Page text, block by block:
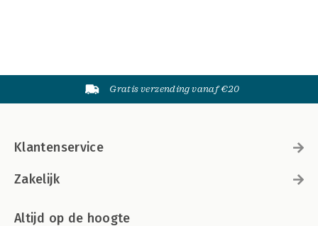
Gratis verzending vanaf €20
Klantenservice
Zakelijk
Altijd op de hoogte